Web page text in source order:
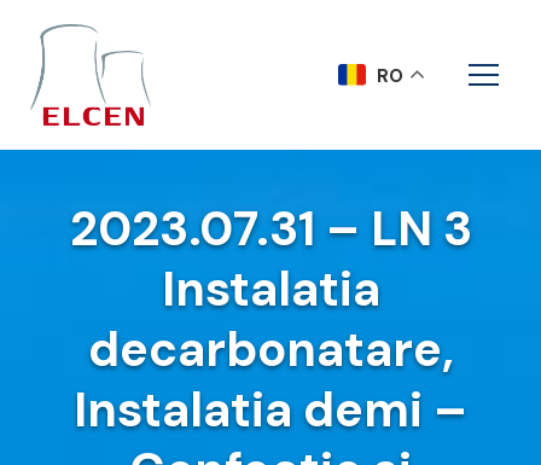
2023.07.31 – LN 3
Instalatia
decarbonatare,
Instalatia demi –
RO